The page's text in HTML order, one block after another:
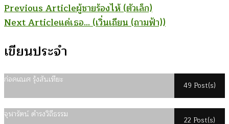
Post
Navigation
Previous Articleผู้ชายร้องไห้ (ตัวเล็ก)
Next Articleแด่เธอ… (เวิ่นเถียน (ถามฟ้า))
เขียนประจำ
ก่อคเณศ รุ้งสันเทียะ
49 Post(s)
จุฬารัตน์ ดำรงวิถีธรรม
22 Post(s)